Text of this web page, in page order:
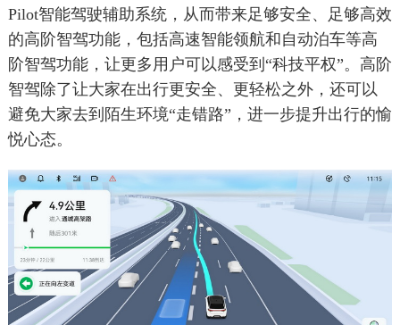
Pilot智能驾驶辅助系统，从而带来足够安全、足够高效
的高阶智驾功能，包括高速智能领航和自动泊车等高
阶智驾功能，让更多用户可以感受到“科技平权”。高阶
智驾除了让大家在出行更安全、更轻松之外，还可以
避免大家去到陌生环境“走错路”，进一步提升出行的愉
悦心态。